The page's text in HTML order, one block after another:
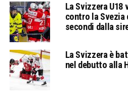
La Svizzera
contro la Svezia
secondi dalla
La Svizzera è
nel debutto alla